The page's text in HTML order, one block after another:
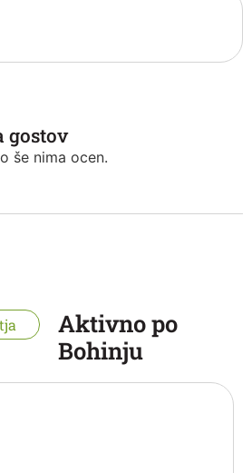
gostov
še nima ocen.
Aktivno po
Bohinju